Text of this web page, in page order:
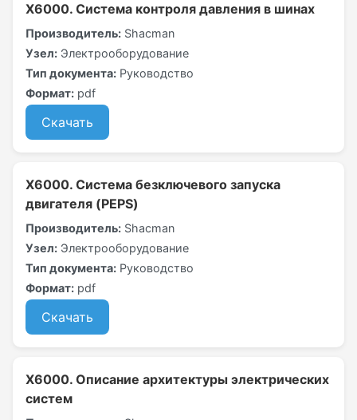
X6000. Система контроля давления в шинах
Производитель: Shacman
Узел: Электрооборудование
Тип документа: Руководство
Формат: pdf
Скачать
X6000. Система безключевого запуска
двигателя (PEPS)
Производитель: Shacman
Узел: Электрооборудование
Тип документа: Руководство
Формат: pdf
Скачать
X6000. Описание архитектуры электрических
систем